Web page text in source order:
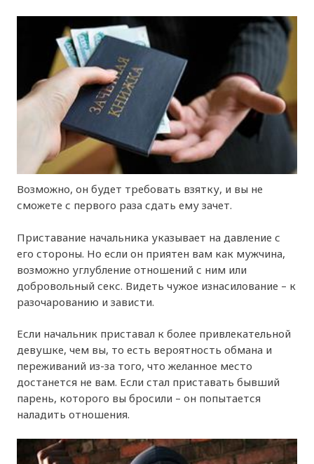
Возможно, он будет требовать взятку, и вы не
сможете с первого раза сдать ему зачет.
Приставание начальника указывает на давление с
его стороны. Но если он приятен вам как мужчина,
возможно углубление отношений с ним или
добровольный секс. Видеть чужое изнасилование – к
разочарованию и зависти.
Если начальник приставал к более привлекательной
девушке, чем вы, то есть вероятность обмана и
переживаний из-за того, что желанное место
достанется не вам. Если стал приставать бывший
парень, которого вы бросили – он попытается
наладить отношения.